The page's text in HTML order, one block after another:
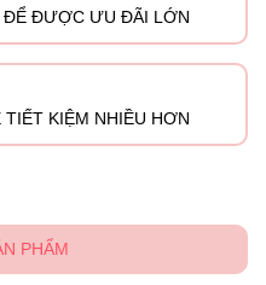
ĐỂ ĐƯỢC ƯU ĐÃI LỚN
TIẾT KIỆM NHIỀU HƠN
PHẨM